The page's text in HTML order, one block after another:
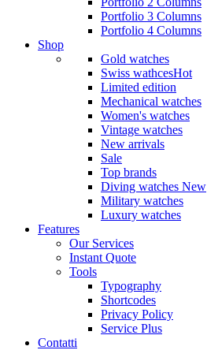
Portfolio 3 Columns
Portfolio 4 Columns
Shop
Gold watches
Swiss wathcesHot
Limited edition
Mechanical watches
Women's watches
Vintage watches
New arrivals
Sale
Top brands
Diving watches New
Military watches
Luxury watches
Features
Our Services
Instant Quote
Tools
Typography
Shortcodes
Privacy Policy
Service Plus
Contatti